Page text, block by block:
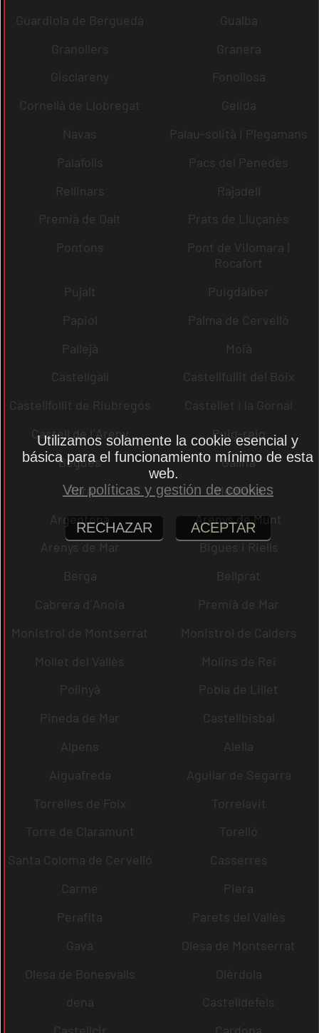
Guardiola de Berguedà
Gualba
Granollers
Granera
Gisclareny
Fonollosa
Cornellà de Llobregat
Gelida
Navas
Palau-solità i Plegamans
Palafolls
Pacs del Penedès
Rellinars
Rajadell
Premià de Dalt
Prats de Lluçanès
Pontons
Pont de Vilomara i
Rocafort
Pujalt
Puigdàlber
Papiol
Palma de Cervelló
Pallejà
Moià
Castellgalí
Castellfullit del Boix
Castellfollit de Riubregós
Castellet i la Gornal
Castell de l´Areny
Puig-reig
Begues
Gallifa
Sora
Mediona
Argentona
Arenys de Munt
Arenys de Mar
Bigues i Riells
Berga
Bellprat
Cabrera d´Anoia
Premià de Mar
Monistrol de Montserrat
Monistrol de Calders
Mollet del Vallès
Molins de Rei
Polinyà
Pobla de Lillet
Pineda de Mar
Castellbisbal
Alpens
Alella
Aiguafreda
Aguilar de Segarra
Torrelles de Foix
Torrelavit
Torre de Claramunt
Torelló
Santa Coloma de Cervelló
Casserres
Carme
Piera
Perafita
Parets del Vallès
Gavà
Olesa de Montserrat
Olesa de Bonesvalls
Olèrdola
dena
Castelldefels
Utilizamos solamente la cookie esencial y
básica para el funcionamiento mínimo de esta
web.
Ver políticas y gestión de cookies
RECHAZAR ACEPTAR